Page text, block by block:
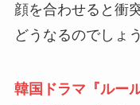
顔を合わせると衝
どうなるのでしょ
韓国ドラマ『ルー